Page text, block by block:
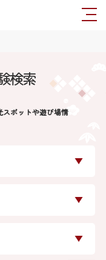
検索
ポットや遊び場情